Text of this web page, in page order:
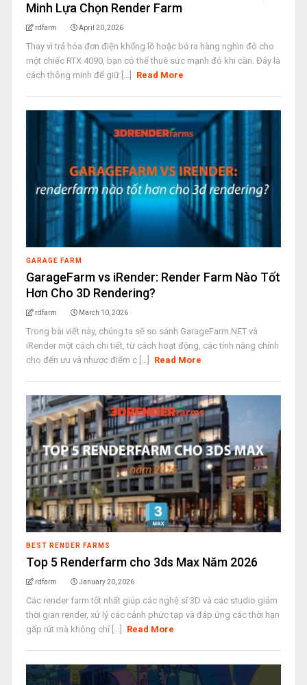
Minh Lựa Chọn Render Farm
rdfarm April 20, 2026
Thay vì trả hóa đơn điện khổng lồ hoặc bỏ ra hàng nghìn đô cho
một chiếc RTX 4090, bạn có thể thuê sức mạnh đó khi cần. Đây là
cách thông minh để giữ [...]
Read More
GARAGE FARM
GarageFarm vs iRender: Render Farm Nào Tốt
Hơn Cho 3D Rendering?
rdfarm March 10, 2026
Trong bài viết này, chúng ta sẽ so sánh GarageFarm.NET và
iRender một cách chi tiết, từ cách hoạt động, các tính năng chính
cho đến ưu và nhược điểm c [...]
Read More
BEST RENDER FARMS
Top 5 Renderfarm cho 3ds Max Năm 2026
rdfarm January 20, 2026
Các render farm tốt nhất giúp các nghệ sĩ 3D và các studio giảm
thời gian render, xử lý các cảnh phức tạp và đáp ứng các thời hạn
gấp rút mà không chỉ [...]
Read More